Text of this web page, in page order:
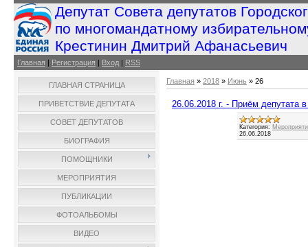
Депутат Совета депутатов
по многомандатному
Крестинин Дмитрий Афанасьевич
Главная | Регистрация | Вход | RSS
ГЛАВНАЯ СТРАНИЦА
ПРИВЕТСТВИЕ ДЕПУТАТА
СОВЕТ ДЕПУТАТОВ
БИОГРАФИЯ
ПОМОЩНИКИ
МЕРОПРИЯТИЯ
ПУБЛИКАЦИИ
ФОТОАЛЬБОМЫ
ВИДЕО
Главная » 2018 » Июнь » 26
26.06.2018 г. - Приём депутата
Категория:
26.06.2018